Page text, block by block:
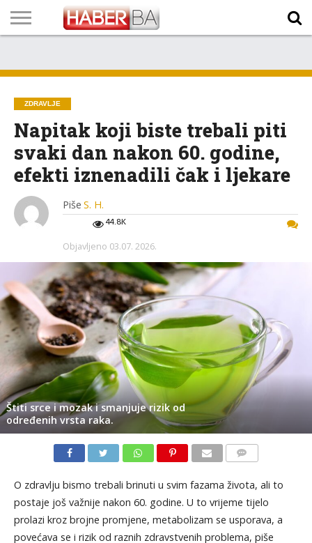
TECH
PROGRAM
PROGNOZA
PUTEVIMA
LISTA
NAMA
ZDRAVLJE
Napitak koji biste trebali piti
svaki dan nakon 60. godine,
efekti iznenadili čak i ljekare
Piše S. H.
44.8K
Objavljeno 03.07. 2026.
Štiti srce i mozak i smanjuje rizik od
određenih vrsta raka.
O zdravlju bismo trebali brinuti u svim fazama života, ali to
postaje još važnije nakon 60. godine. U to vrijeme tijelo
prolazi kroz brojne promjene, metabolizam se usporava, a
povećava se i rizik od raznih zdravstvenih problema, piše